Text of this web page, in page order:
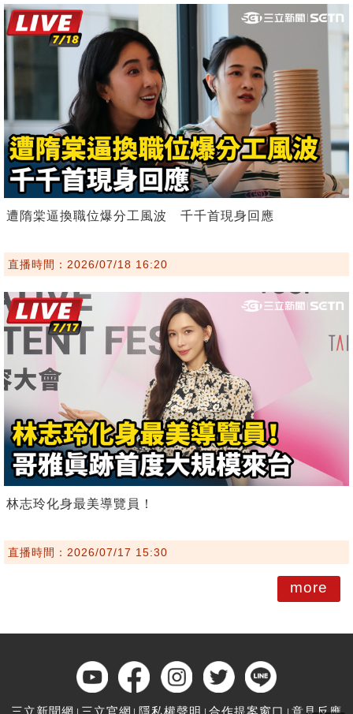
遭隋棠逼換職位爆分工風波 千千首現身回應
直播時間：2026/07/18 16:20
林志玲化身最美導覽員！
直播時間：2026/07/17 15:30
more
三立新聞網 三立官網 隱私權聲明 合作提案窗口 意見反應